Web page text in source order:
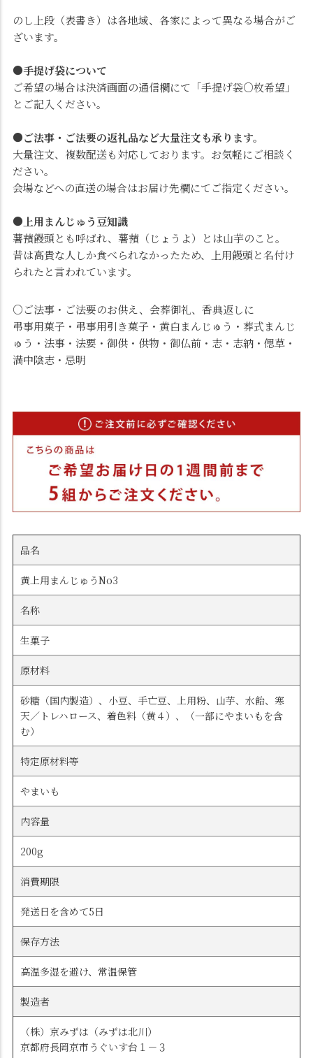
のし上段（表書き）は各地域、各家によって異なる場合がご
ざいます。
●手提げ袋について
ご希望の場合は決済画面の通信欄にて「手提げ袋○枚希望」
とご記入ください。
●ご法事・ご法要の返礼品など大量注文も承ります。
大量注文、複数配送も対応しております。お気軽にご相談く
ださい。
会場などへの直送の場合はお届け先欄にてご指定ください。
●上用まんじゅう豆知識
薯蕷饅頭とも呼ばれ、薯蕷（じょうよ）とは山芋のこと。
昔は高貴な人しか食べられなかったため、上用饅頭と名付け
られたと言われています。
○ご法事・ご法要のお供え、会葬御礼、香典返しに
弔事用菓子・弔事用引き菓子・黄白まんじゅう・葬式まんじ
ゅう・法事・法要・御供・供物・御仏前・志・志納・偲草・
満中陰志・忌明
品名
黄上用まんじゅうNo3
名称
生菓子
原材料
砂糖（国内製造）、小豆、手亡豆、上用粉、山芋、水飴、寒
天／トレハロース、着色料（黄４）、（一部にやまいもを含
む）
特定原材料等
やまいも
内容量
200g
消費期限
発送日を含めて5日
保存方法
高温多湿を避け、常温保管
製造者
（株）京みずは（みずは北川）
京都府長岡京市うぐいす台１－３